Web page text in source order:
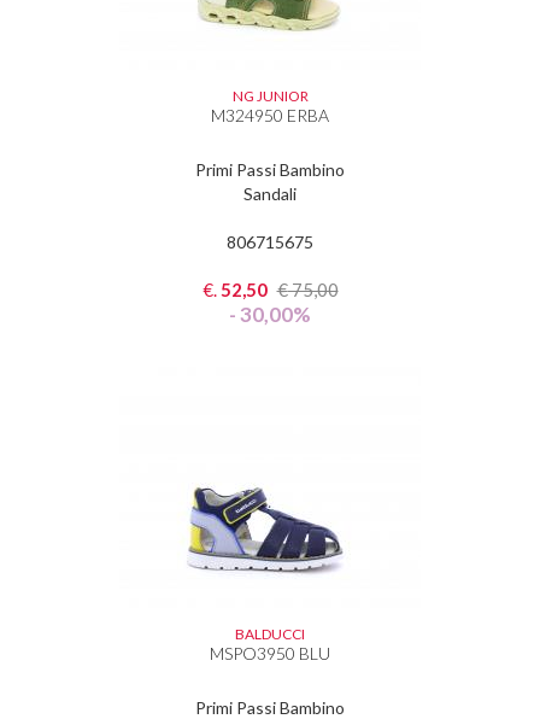
NG JUNIOR
M324950 ERBA
Primi Passi Bambino
Sandali
806715675
€.52,50 €75,00
- 30,00%
BALDUCCI
MSPO3950 BLU
Primi Passi Bambino